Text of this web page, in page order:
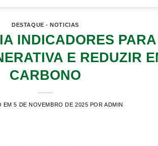
DESTAQUE - NOTICIAS
INDICADORES
E REDUZIR
CARBONO
EM 5 DE NOVEMBRO DE 2025 POR ADMIN